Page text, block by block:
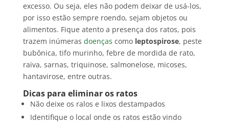
excesso. Ou seja, eles não podem deixar de usá-los,
por isso estão sempre roendo, sejam objetos ou
alimentos. Fique atento a presença dos ratos, pois
trazem inúmeras doenças como leptospirose, peste
bubônica, tifo murinho, febre de mordida de rato,
raiva, sarnas, triquinose, salmonelose, micoses,
hantavirose, entre outras.
Dicas para eliminar os ratos
Não deixe os ralos e lixos destampados
Identifique o local onde os ratos estão vindo